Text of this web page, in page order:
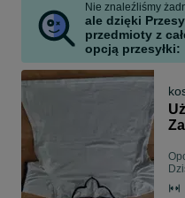
Nie znaleźliśmy
ale dzięki
przedmioty z
opcją przesyłki: